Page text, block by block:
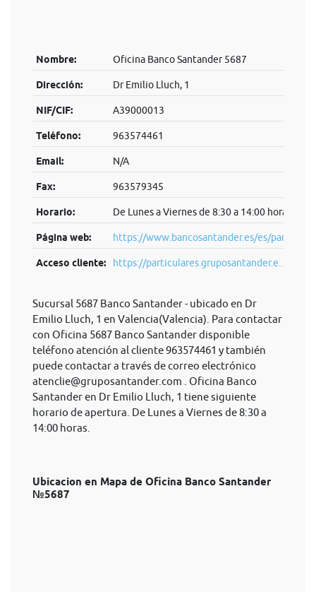
Nombre: Oficina Banco Santander 5687
Dirección: Dr Emilio Lluch, 1
NIF/CIF: A39000013
Teléfono: 963574461
Email: N/A
Fax: 963579345
Horario: De Lunes a Viernes de 8:30 a 14:00 horas.
Página web: https://www.bancosantander.es/es/
Acceso cliente: https://particulares.gruposantander.e...
Sucursal 5687 Banco Santander - ubicado en Dr
Emilio Lluch, 1 en Valencia(Valencia). Para contactar
con Oficina 5687 Banco Santander disponible
teléfono atención al cliente 963574461 y también
puede contactar a través de correo electrónico
atenclie@gruposantander.com . Oficina Banco
Santander en Dr Emilio Lluch, 1 tiene siguiente
horario de apertura. De Lunes a Viernes de 8:30 a
14:00 horas.
Ubicacion en Mapa de Oficina Banco Santander
№5687